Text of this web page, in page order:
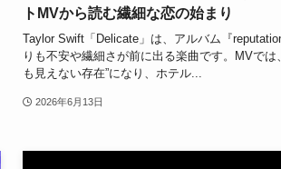
トMVから読む繊細な恋の始まり
Taylor Swift「Delicate」は、アルバム『
りも不安や繊細さが前に出る楽曲です。MVでは
も見えない存在”になり、ホテル...
2026年6月13日